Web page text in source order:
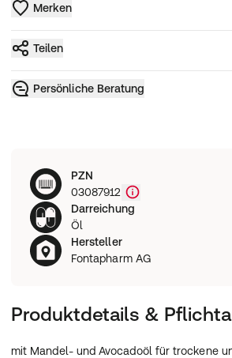
Merken
Teilen
Persönliche Beratung
PZN
03087912
Darreichung
Öl
Hersteller
Fontapharm AG
Produktdetails &
mit Mandel- und Avocadoöl für trockene